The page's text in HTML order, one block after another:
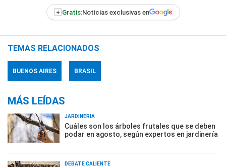
+ Gratis:Noticias exclusivas en
TEMAS RELACIONADOS
BUENOS AIRES BRASIL
MÁS LEÍDAS
JARDINERÍA
Cuáles son los árboles frutales que se deben
podar en agosto, según expertos en jardinería
DEBATE CALIENTE